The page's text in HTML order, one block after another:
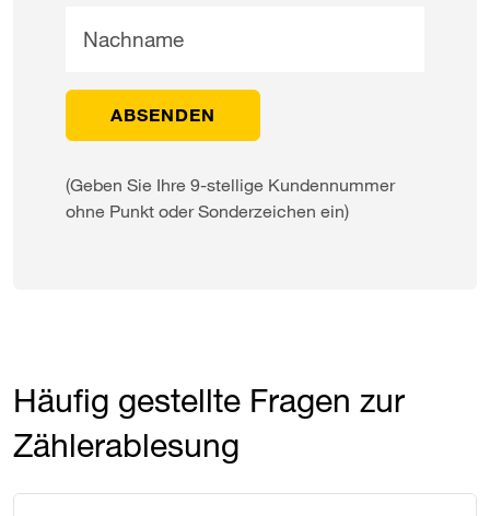
Nachname
(Geben Sie Ihre 9-stellige Kundennummer
ohne Punkt oder Sonderzeichen ein)
Häufig gestellte Fragen zur
Zählerablesung